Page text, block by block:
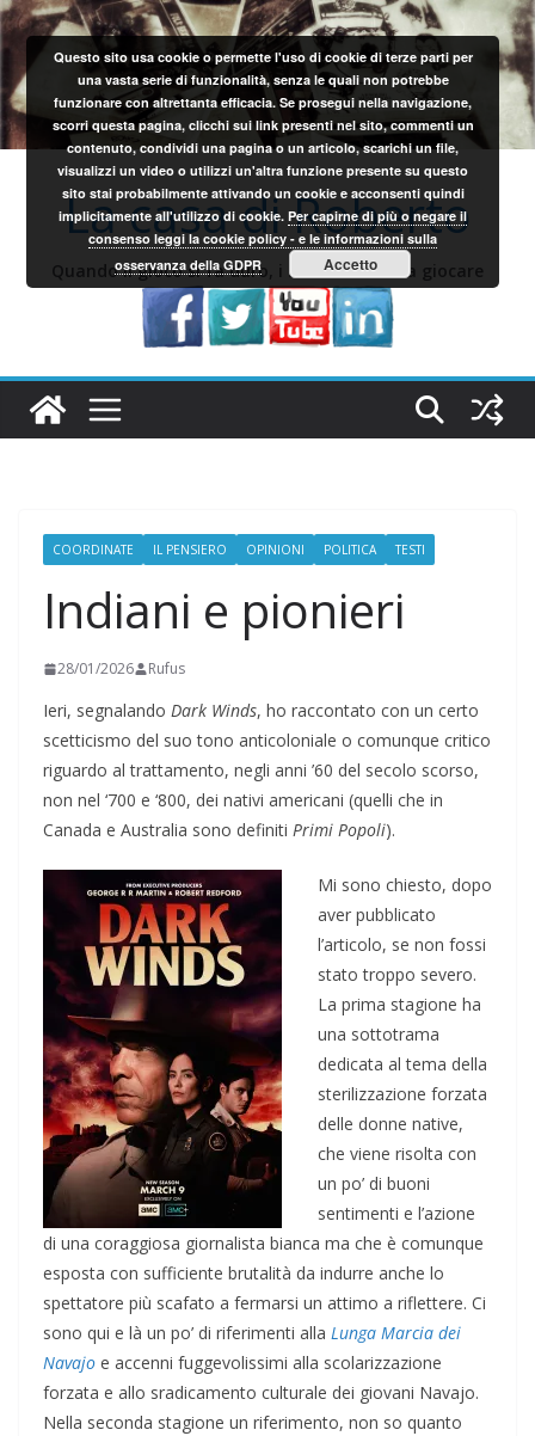
Salta
al
contenuto
La casa di Roberto
Quando il gioco si fa duro, i sardi iniziano a giocare
COORDINATE IL PENSIERO OPINIONI POLITICA TESTI
Indiani e pionieri
28/01/2026 Rufus
Ieri, segnalando Dark Winds, ho raccontato con un certo
scetticismo del suo tono anticoloniale o comunque critico
riguardo al trattamento, negli anni ’60 del secolo scorso,
non nel ‘700 e ‘800, dei nativi americani (quelli che in
Canada e Australia sono definiti Primi Popoli).
Mi sono chiesto, dopo
aver pubblicato
l’articolo, se non fossi
stato troppo severo.
La prima stagione ha
una sottotrama
dedicata al tema della
sterilizzazione forzata
delle donne native,
che viene risolta con
un po’ di buoni
sentimenti e l’azione
di una coraggiosa giornalista bianca ma che è comunque
esposta con sufficiente brutalità da indurre anche lo
spettatore più scafato a fermarsi un attimo a riflettere. Ci
sono qui e là un po’ di riferimenti alla Lunga Marcia dei
Navajo e accenni fuggevolissimi alla scolarizzazione
forzata e allo sradicamento culturale dei giovani Navajo.
Nella seconda stagione un riferimento, non so quanto
Questo sito usa cookie o permette l'uso di cookie di terze parti per
una vasta serie di funzionalità, senza le quali non potrebbe
funzionare con altrettanta efficacia. Se prosegui nella navigazione,
scorri questa pagina, clicchi sui link presenti nel sito, commenti un
contenuto, condividi una pagina o un articolo, scarichi un file,
visualizzi un video o utilizzi un'altra funzione presente su questo
sito stai probabilmente attivando un cookie e acconsenti quindi
implicitamente all'utilizzo di cookie.Per capirne di più o negare il
consenso leggi la cookie policy - e le informazioni sulla
osservanza della GDPR
Accetto